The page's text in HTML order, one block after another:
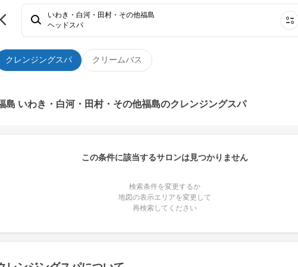
クレンジングスパ クリームバス
いわき・白河・田村・その他福島
ヘッドスパ
島 いわき・白河・田村・その他福島のクレンジングスパ
この条件に該当するサロンは見つかりません
検索条件を変更するか
地図の表示エリアを変更して
再検索してください